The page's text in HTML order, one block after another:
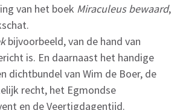
van het boek Miraculeus bewaard,
bijvoorbeeld, van de hand van
is. En daarnaast het handige
dichtbundel van Wim de Boer, de
recht, het Egmondse
en de Veertigdagentijd.